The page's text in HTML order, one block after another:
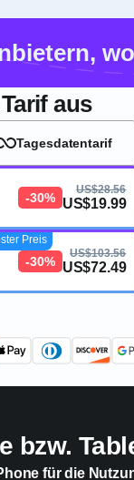
aus
Tagesdatentarif
-30%
US$28.56
US$19.99
-30%
US$103.56
US$72.49
Preis
bzw.
für die